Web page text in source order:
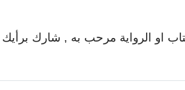
او الرواية مرحب به , شارك